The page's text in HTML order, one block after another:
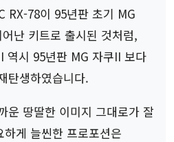
RX-78이 95년판 초기 MG
난 키트로 출시된 것처럼,
역시 95년판 MG 자쿠II 보다
탄생하였습니다.
운 땅딸한 이미지 그대로가 잘
게 늘씬한 프로포션은